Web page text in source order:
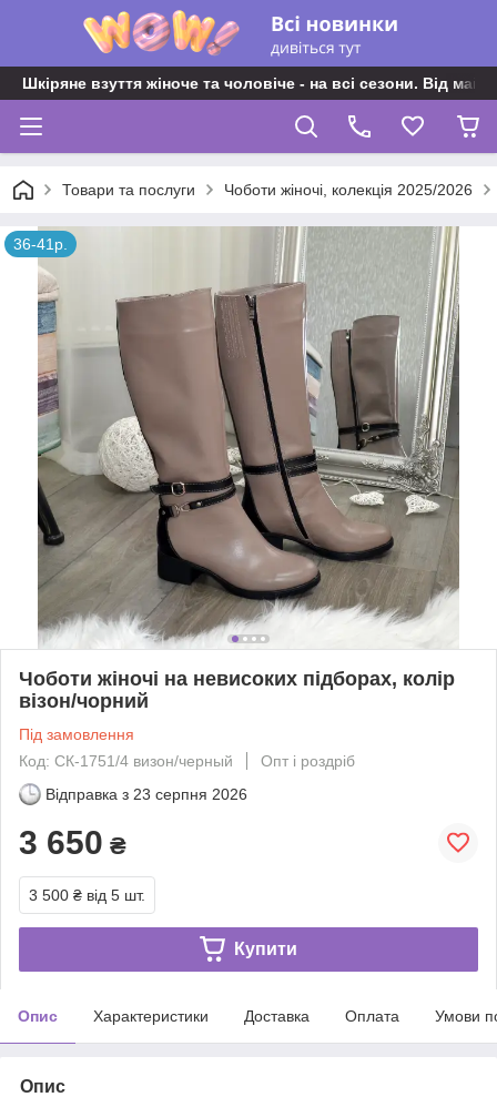
Шкіряне взуття жіноче та чоловіче - на всі сезони. Від
Товари та послуги Чоботи жіночі, колекція 2025/2026
36-41р.
Чоботи жіночі на невисоких підборах, колір
візон/чорний
Під замовлення
Код: СК-1751/4 визон/черный
Опт і роздріб
Відправка з 23 серпня 2026
3 650 ₴
3 500 ₴ від 5 шт.
Купити
Опис Характеристики Доставка Оплата Умови
Опис